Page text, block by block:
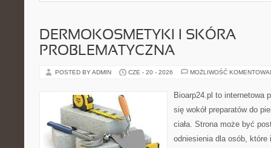
DERMOKOSMETYKI I SKÓRA
PROBLEMATYCZNA
POSTED BY ADMIN CZE - 20 - 2026 MOŻLIWOŚĆ
Bioarp24.pl to internetowa
się wokół preparatów do
ciała. Strona może być
odniesienia dla osób,